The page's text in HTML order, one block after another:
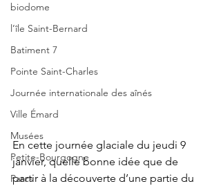
biodome
l’île Saint-Bernard
Batiment 7
Pointe Saint-Charles
Journée internationale des aînés
Ville Émard
Musées
Petite-Bourgogne
Parcs
En cette journée glaciale du jeudi 9
janvier, quelle bonne idée que de
partir à la découverte d’une partie du